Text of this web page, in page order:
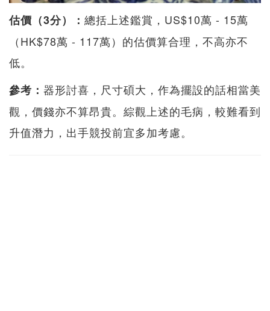
估價（3分）： 總括上述鑑賞，US$10萬 - 15萬
（HK$78萬 - 117萬）的估價算合理，不高亦不
低。
參考： 器形討喜，尺寸碩大，作為擺設的話相當美
觀，價錢亦不算昂貴。綜觀上述的毛病，較難看到
升值潛力，出手競投前宜多加考慮。